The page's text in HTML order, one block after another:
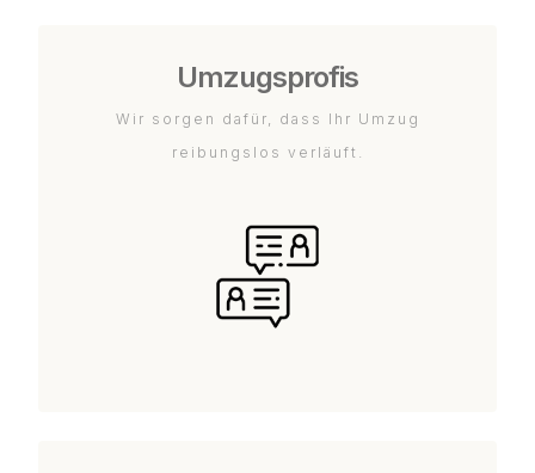
Umzugsprofis
Wir sorgen dafür, dass Ihr Umzug
reibungslos verläuft.